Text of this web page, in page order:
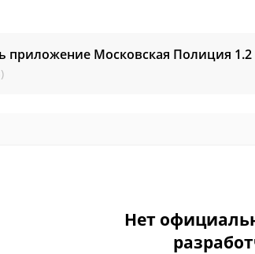
приложение Московская Полиция 1.2
Нет